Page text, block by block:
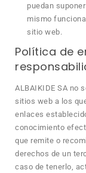
puedan
mismo
sitio web.
Política de
ALBAIKIDE SA no
sitios web a los
enlaces
conocimiento
que remite o
derechos de un
caso de tenerlo,